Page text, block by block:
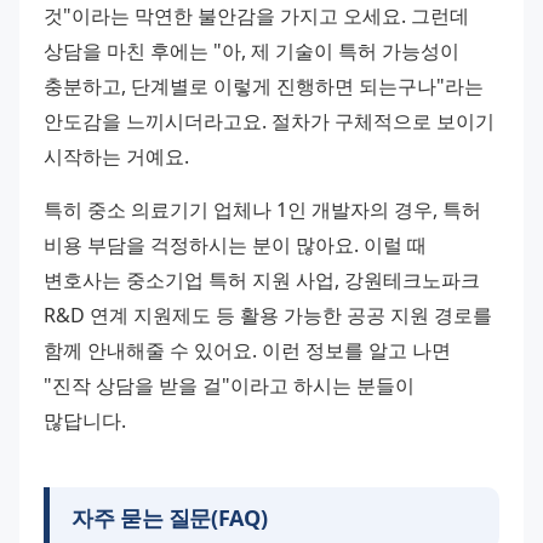
것"이라는 막연한 불안감을 가지고 오세요. 그런데
상담을 마친 후에는 "아, 제 기술이 특허 가능성이
충분하고, 단계별로 이렇게 진행하면 되는구나"라는
안도감을 느끼시더라고요. 절차가 구체적으로 보이기
시작하는 거예요.
특히 중소 의료기기 업체나 1인 개발자의 경우, 특허
비용 부담을 걱정하시는 분이 많아요. 이럴 때
변호사는 중소기업 특허 지원 사업, 강원테크노파크
R&D 연계 지원제도 등 활용 가능한 공공 지원 경로를
함께 안내해줄 수 있어요. 이런 정보를 알고 나면
"진작 상담을 받을 걸"이라고 하시는 분들이
많답니다.
자주 묻는 질문(FAQ)